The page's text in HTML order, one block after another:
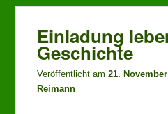
Einladung
Geschichte
Veröffentlicht am21.
Reimann